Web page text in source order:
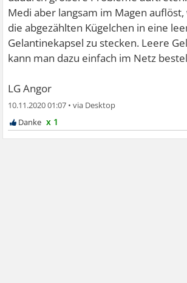
Medi aber langsam im Magen
die abgezählten Kügelchen in eine
Gelantinekapsel zu stecken. Leere
kann man dazu einfach im Netz
LG Angor
10.11.2020 01:07 •
x 1